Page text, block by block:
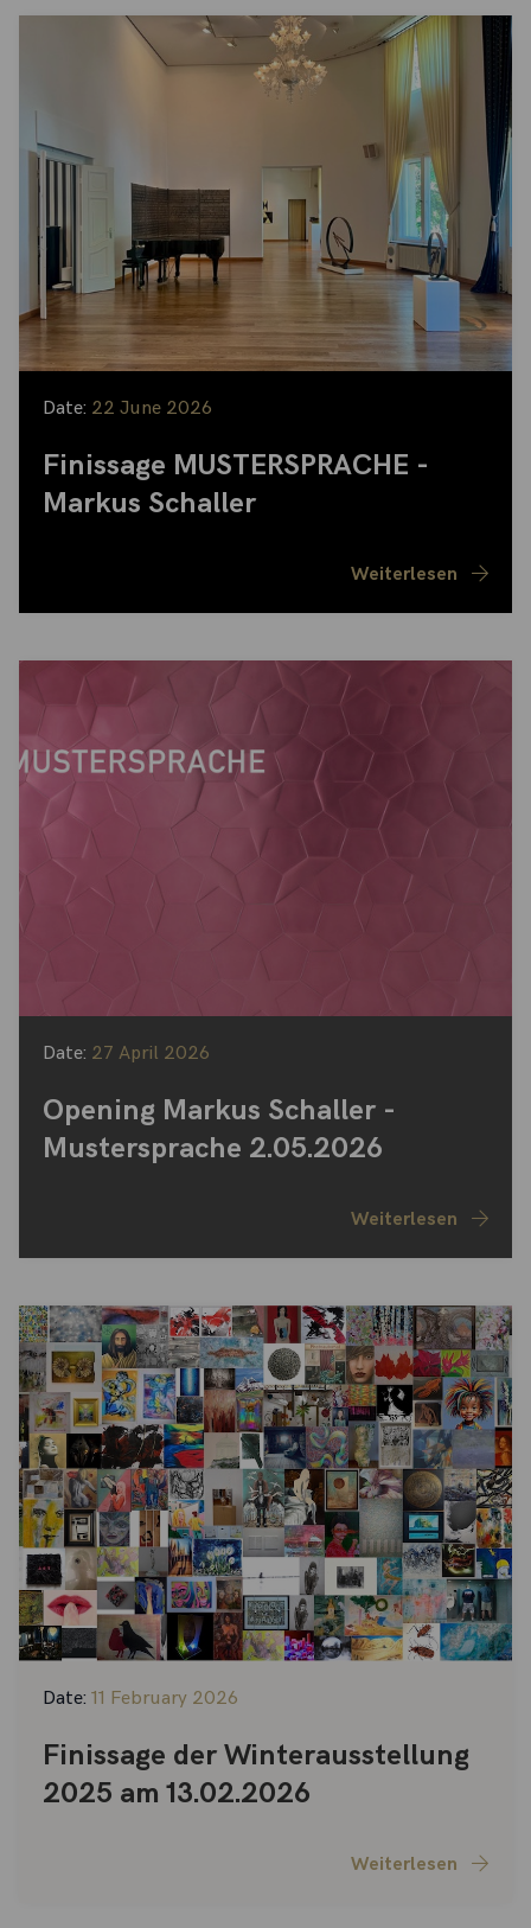
Date: 22 June 2026
Finissage MUSTERSPRACHE -
Markus Schaller
Weiterlesen
Date: 27 April 2026
Opening Markus Schaller -
Mustersprache 2.05.2026
Weiterlesen
Date: 11 February 2026
Finissage der Winterausstellung
2025 am 13.02.2026
Weiterlesen